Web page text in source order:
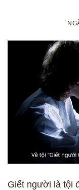
Giết người là tội